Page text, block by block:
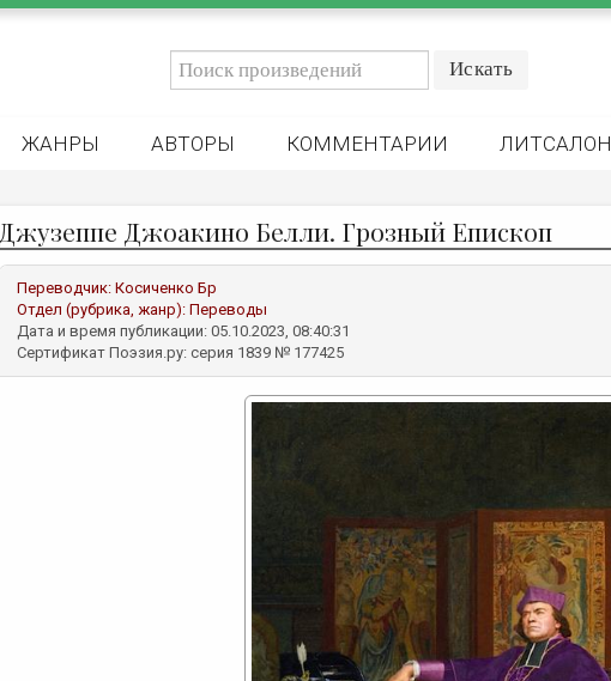
ЖАНРЫ АВТОРЫ КОММЕНТАРИИ ЛИТСАЛОН
Джузеппе Джоакино Белли. Грозный Епископ
Переводчик: Косиченко Бр
Отдел (рубрика, жанр): Переводы
Дата и время публикации: 05.10.2023, 08:40:31
Сертификат Поэзия.ру: серия 1839 № 177425